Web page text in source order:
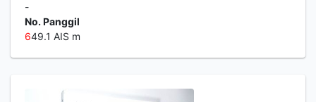
-
No. Panggil
649.1 AIS m